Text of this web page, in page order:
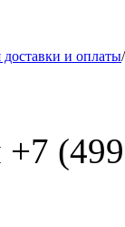
доставки и оплаты/
+7